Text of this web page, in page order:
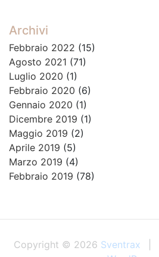
Archivi
Febbraio 2022 (15)
Agosto 2021 (71)
Luglio 2020 (1)
Febbraio 2020 (6)
Gennaio 2020 (1)
Dicembre 2019 (1)
Maggio 2019 (2)
Aprile 2019 (5)
Marzo 2019 (4)
Febbraio 2019 (78)
Copyright © 2026 Sventrax